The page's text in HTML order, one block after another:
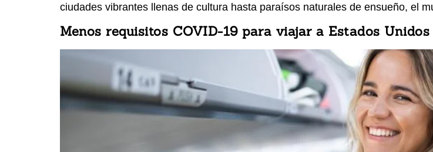
ciudades vibrantes llenas de cultura hasta paraísos naturales de ensueño, el
Menos requisitos COVID-19 para viajar a Estados Unidos